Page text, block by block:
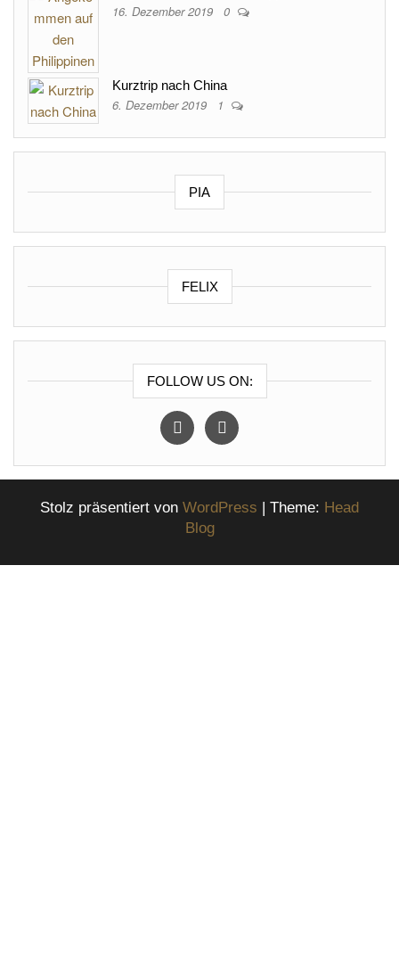
16. Dezember 2019 0
Kurztrip nach China
6. Dezember 2019 1
PIA
FELIX
FOLLOW US ON:
instagramfacebook
Stolz präsentiert von WordPress | Theme: Head
Blog